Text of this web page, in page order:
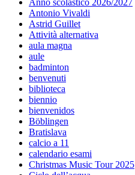
Anno scolastico 2026/2027
Antonio Vivaldi
Astrid Guillet
Attività alternativa
aula magna
aule
badminton
benvenuti
biblioteca
biennio
bienvenidos
Böblingen
Bratislava
calcio a 11
calendario esami
Christmas Music Tour 2025